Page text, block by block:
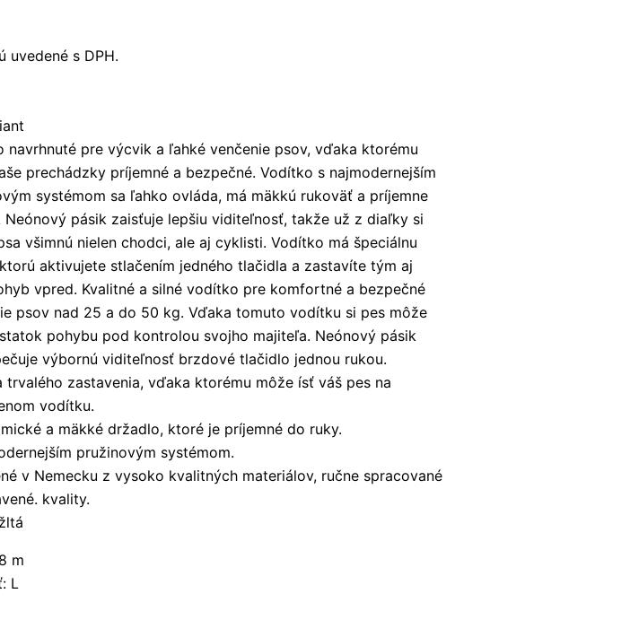
uvedené s DPH.
navrhnuté pre výcvik a ľahké venčenie psov, vďaka ktorému
prechádzky príjemné a bezpečné. Vodítko s najmodernejším
systémom sa ľahko ovláda, má mäkkú rukoväť a príjemne
Neónový pásik zaisťuje lepšiu viditeľnosť, takže už z diaľky si
všimnú nielen chodci, ale aj cyklisti. Vodítko má špeciálnu
aktivujete stlačením jedného tlačidla a zastavíte tým aj
vpred. Kvalitné a silné vodítko pre komfortné a bezpečné
psov nad 25 a do 50 kg. Vďaka tomuto vodítku si pes môže
pohybu pod kontrolou svojho majiteľa. Neónový pásik
výbornú viditeľnosť brzdové tlačidlo jednou rukou.
trvalého zastavenia, vďaka ktorému môže ísť váš pes na
vodítku.
a mäkké držadlo, ktoré je príjemné do ruky.
pružinovým systémom.
v Nemecku z vysoko kvalitných materiálov, ručne spracované
kvality.
m
L